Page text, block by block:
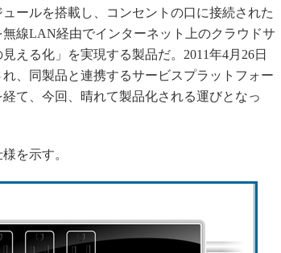
植物工場
知財マネジメント
グローバル設計・開発
ールを搭載し、コンセントの口に接続された
線LAN経由でインターネット上のクラウドサ
える化」を実現する製品だ。2011年4月26日
れ、同製品と連携するサービスプラットフォー
経て、今回、晴れて製品化される運びとなっ
を示す。